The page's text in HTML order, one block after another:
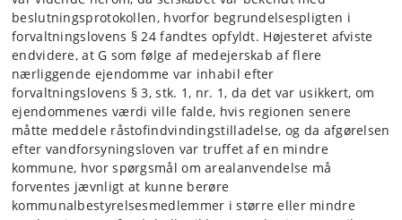
beslutningsprotokollen, hvorfor begrundelsespligten i
forvaltningslovens § 24 fandtes opfyldt. Højesteret afviste
endvidere, at G som følge af medejerskab af flere
nærliggende ejendomme var inhabil efter
forvaltningslovens § 3, stk. 1, nr. 1, da det var usikkert, om
ejendommenes værdi ville falde, hvis regionen senere
måtte meddele råstofindvindingstilladelse, og da afgørelsen
efter vandforsyningsloven var truffet af en mindre
kommune, hvor spørgsmål om arealanvendelse må
forventes jævnligt at kunne berøre
kommunalbestyrelsesmedlemmer i større eller mindre